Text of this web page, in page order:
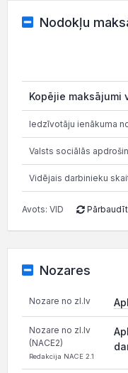
Nodokļu
Kopējie maksājumi
Iedzīvotāju ienākuma
Valsts sociālās
Vidējais darbinieku
Avots: VID
Nozares
Nozare no zl.lv
Nozare no zl.lv
(NACE2)
Redakcija NACE 2.1